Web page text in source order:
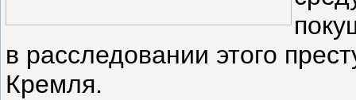
в расследовании этого
Кремля.